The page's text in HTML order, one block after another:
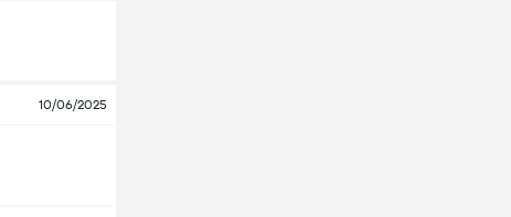
10/06/2025